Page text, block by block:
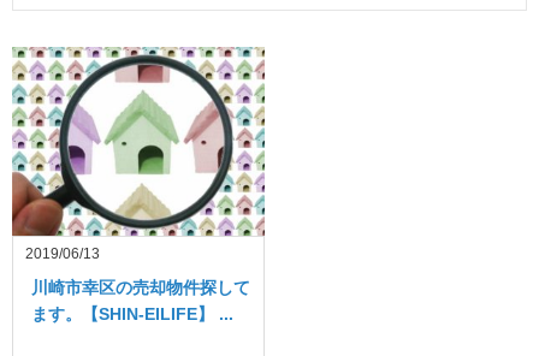
2019/06/13
川崎市幸区の売却物件探して
ます。【SHIN-EILIFE】 ...